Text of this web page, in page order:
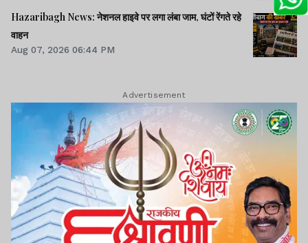
Hazaribagh News: नेशनल हाइवे पर लगा लंबा जाम, घंटों रेंगते रहे
वाहन
Aug 07, 2026 06:44 PM
Advertisement